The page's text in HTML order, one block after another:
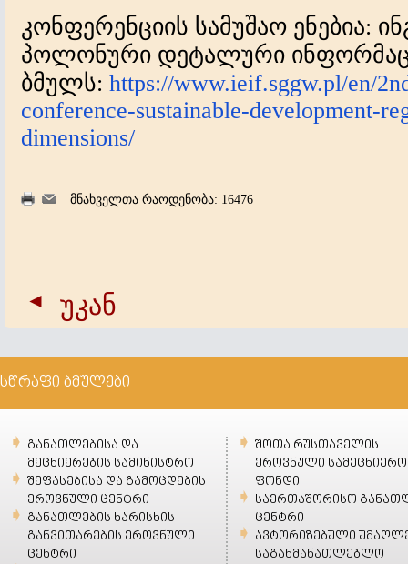
კონფერენციის სამუშაო ენებია:
პოლონური დეტალური
ბმულს: https://www.ieif.sggw.pl/en/
conference-sustainable-development-
dimensions/
მნახველთა რაოდენობა: 16476
უკან
სწრაფი ბმულები
განათლებისა და
მეცნიერების სამინისტრო
შეფასებისა და გამოცდების
ეროვნული ცენტრი
განათლების ხარისხის
განვითარების ეროვნული
ცენტრი
შოთა რუსთაველის
ეროვნული სამეცნიერო
ფონდი
საერთაშორისო
ცენტრი
ავტორიზებული
საგანმანათლებლო